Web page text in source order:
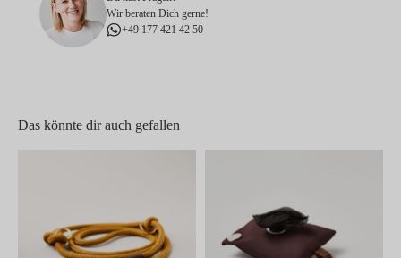
Wir beraten Dich gerne!
+49 177 421 42 50
Das könnte dir auch gefallen